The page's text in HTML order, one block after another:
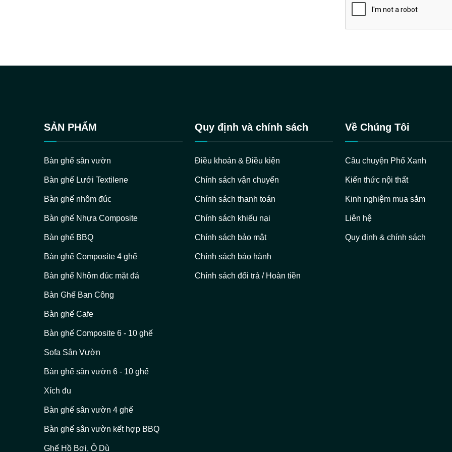
SẢN PHẨM
Bàn ghế sân vườn
Bàn ghế Lưới Textilene
Bàn ghế nhôm đúc
Bàn ghế Nhựa Composite
Bàn ghế BBQ
Bàn ghế Composite 4 ghế
Bàn ghế Nhôm đúc mặt đá
Bàn Ghế Ban Công
Bàn ghế Cafe
Bàn ghế Composite 6 - 10 ghế
Sofa Sân Vườn
Bàn ghế sân vườn 6 - 10 ghế
Xích đu
Bàn ghế sân vườn 4 ghế
Bàn ghế sân vườn kết hợp BBQ
Ghế Hồ Bơi, Ô Dù
Quy định và chính sách
Điều khoản & Điều kiện
Chính sách vận chuyển
Chính sách thanh toán
Chính sách khiếu nại
Chính sách bảo mật
Chính sách bảo hành
Chính sách đổi trả / Hoàn tiền
Về Chúng Tôi
Câu chuyện Phố Xanh
Kiến thức nội thất
Kinh nghiệm mua sắm
Liên hệ
Quy định & chính sách